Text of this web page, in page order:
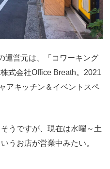
運営元は、「コワーキング
式会社Office Breath。2021
アキッチン＆イベントスペ
うですが、現在は水曜～土
うお店が営業中みたい。